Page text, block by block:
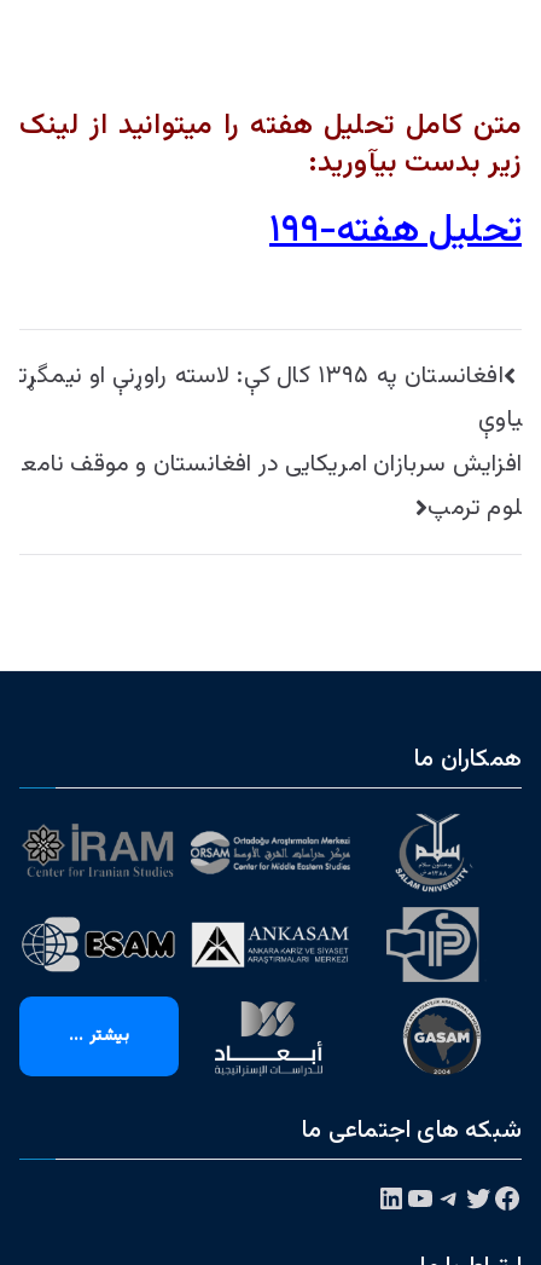
متن کامل تحلیل هفته را میتوانید از لینک
زیر بدست بیآورید:
تحلیل هفته-۱۹۹
راهبری
نوشته
افغانستان په ۱۳۹۵ کال کې: لاسته راوړنې او نیمگړت
یاوې
افزایش سربازان امریکایی در افغانستان و موقف نامع
لوم ترمپ
همکاران ما
بیشتر ...
شبکه های اجتماعی ما
فیس‌بوکتوییتر تلگرام یوتیوبلینکداین